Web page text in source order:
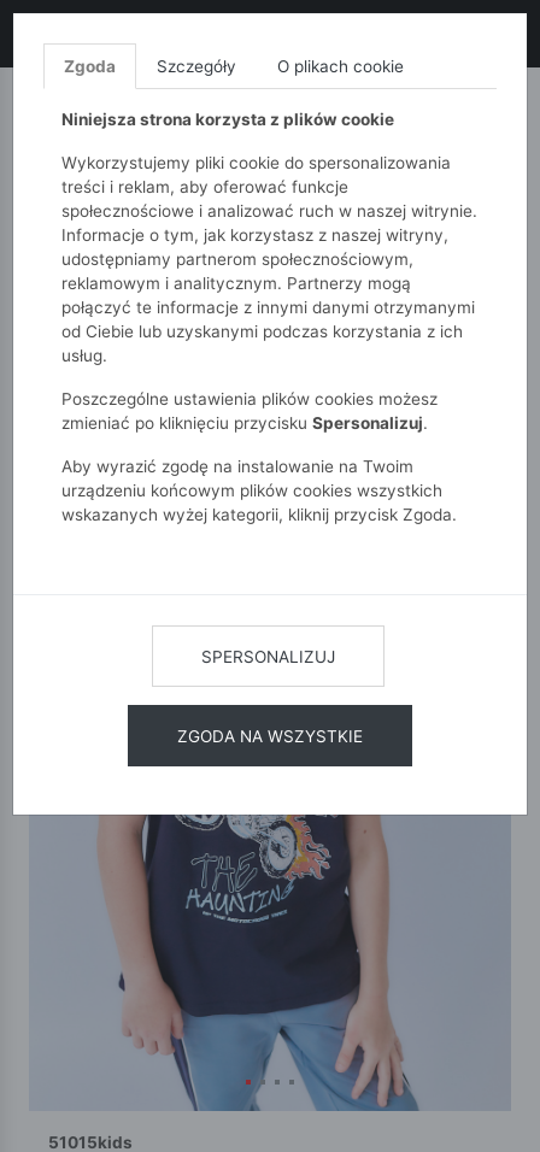
MONNARI QUIOSQUE
51015kids
Chłopcy 7-12 lat
Koszulka chłopięca ze szkieletorem
51015kids
Zgoda Szczegóły O plikach cookie
Niniejsza strona korzysta z plików cookie
Wykorzystujemy pliki cookie do spersonalizowania
treści i reklam, aby oferować funkcje
społecznościowe i analizować ruch w naszej witrynie.
Informacje o tym, jak korzystasz z naszej witryny,
udostępniamy partnerom społecznościowym,
reklamowym i analitycznym. Partnerzy mogą
połączyć te informacje z innymi danymi otrzymanymi
od Ciebie lub uzyskanymi podczas korzystania z ich
usług.
Poszczególne ustawienia plików cookies możesz
zmieniać po kliknięciu przycisku Spersonalizuj.
Aby wyrazić zgodę na instalowanie na Twoim
urządzeniu końcowym plików cookies wszystkich
wskazanych wyżej kategorii, kliknij przycisk Zgoda.
SPERSONALIZUJ
ZGODA NA WSZYSTKIE